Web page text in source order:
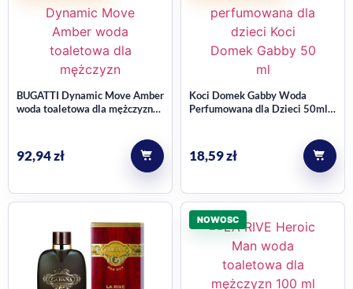
BUGATTI Dynamic Move Amber
woda toaletowa dla mężczyzn
92,94zł
Koci Domek Gabby Woda
Perfumowana dla Dzieci 50ml –
18,59zł
NOWOSC